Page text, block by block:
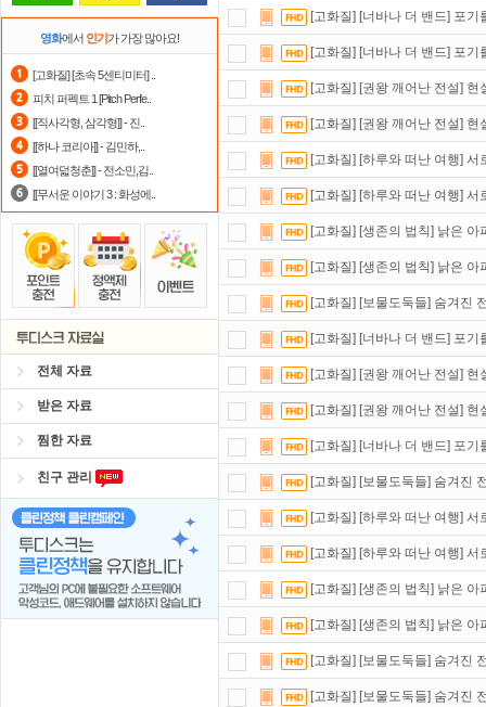
영화에서 인기가 가장 많아요!
[고화질] [초속 5센티미터] ..
피치 퍼펙트 1 [Pitch Perfe..
[[직사각형, 삼각형]] - 진..
[[하나 코리아]] - 김민하,..
[[열여덟청춘]] - 전소민,김..
[[무서운 이야기 3 : 화성에..
전체 자료
받은 자료
찜한 자료
친구 관리
요즘 뭐가 재밌지?고민되면 눌러봐!
출석체크이벤트!매일매일출석체
포인트할인쿠폰 사용방법안내
[고화질] [너바나 더 밴드] 포
[고화질] [너바나 더 밴드] 포
[고화질] [권왕 깨어난 전설]
[고화질] [권왕 깨어난 전설]
[고화질] [하루와 떠난 여행]
[고화질] [하루와 떠난 여행]
[고화질] [생존의 법칙] 낡은
[고화질] [생존의 법칙] 낡은
[고화질] [보물도둑들] 숨겨진
[고화질] [너바나 더 밴드] 포
[고화질] [권왕 깨어난 전설]
[고화질] [권왕 깨어난 전설]
[고화질] [너바나 더 밴드] 포
[고화질] [보물도둑들] 숨겨진
[고화질] [하루와 떠난 여행]
[고화질] [하루와 떠난 여행]
[고화질] [생존의 법칙] 낡은
[고화질] [생존의 법칙] 낡은
[고화질] [보물도둑들] 숨겨진
[고화질] [보물도둑들] 숨겨진